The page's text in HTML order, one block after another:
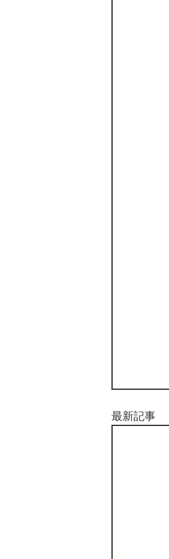
最新記事